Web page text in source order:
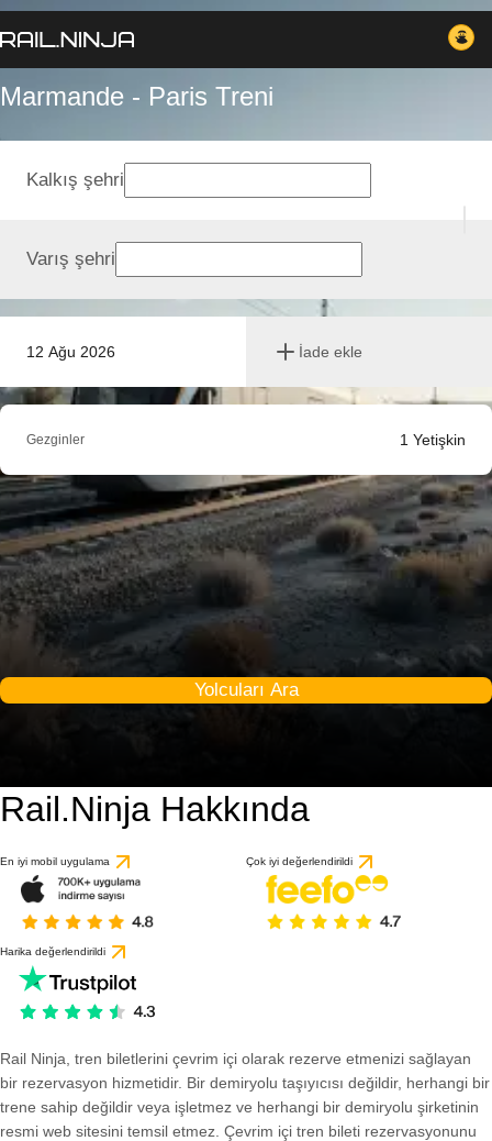
Marmande - Paris Treni
12 Ağu 2026 İade ekle
Kalkış şehri
Varış şehri
Gezginler 1 Yetişkin
Yolcuları Ara
Rail.Ninja Hakkında
En iyi mobil uygulama Çok iyi değerlendirildi
Harika değerlendirildi
Rail Ninja, tren biletlerini çevrim içi olarak rezerve etmenizi sağlayan
bir rezervasyon hizmetidir. Bir demiryolu taşıyıcısı değildir, herhangi bir
trene sahip değildir veya işletmez ve herhangi bir demiryolu şirketinin
resmi web sitesini temsil etmez. Çevrim içi tren bileti rezervasyonunu